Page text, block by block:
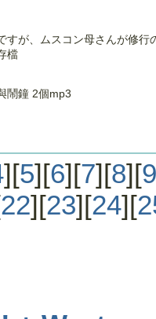
すが、ムスコン母さんが修行
檔
鬧鐘 2個mp3
][5][6][7][8][9
22][23][24][